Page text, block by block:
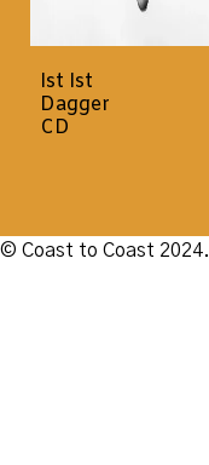
Ist Ist
Dagger
CD
© Coast to Coast 2024.